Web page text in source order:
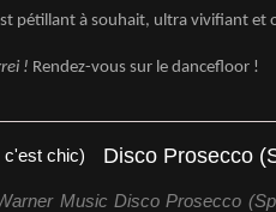
pétillant à souhait, ultra vivifiant et
! Rendez-vous sur le dancefloor !
Disco Prosecco
Music Disco Prosecco